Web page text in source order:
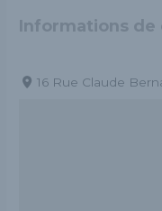
Informations de
16 Rue Claude